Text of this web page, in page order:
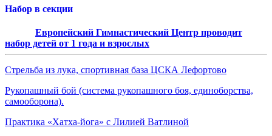
Набор в секции
Европейский Гимнастический Центр проводит
набор детей от 1 года и взрослых
Стрельба из лука, спортивная база ЦСКА Лефортово
Рукопашный бой (система рукопашного боя, единоборства,
самооборона).
Практика «Хатха-йога» с Лилией Ватлиной